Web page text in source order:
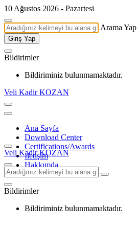
10 Ağustos 2026 - Pazartesi
Arama Yap
Giriş Yap
Bildirimler
Bildiriminiz bulunmamaktadır.
Veli Kadir KOZAN
Ana Sayfa
Download Center
Certifications/Awards
İletişim
Hakkımda
Veli Kadir KOZAN
Bildirimler
Bildiriminiz bulunmamaktadır.